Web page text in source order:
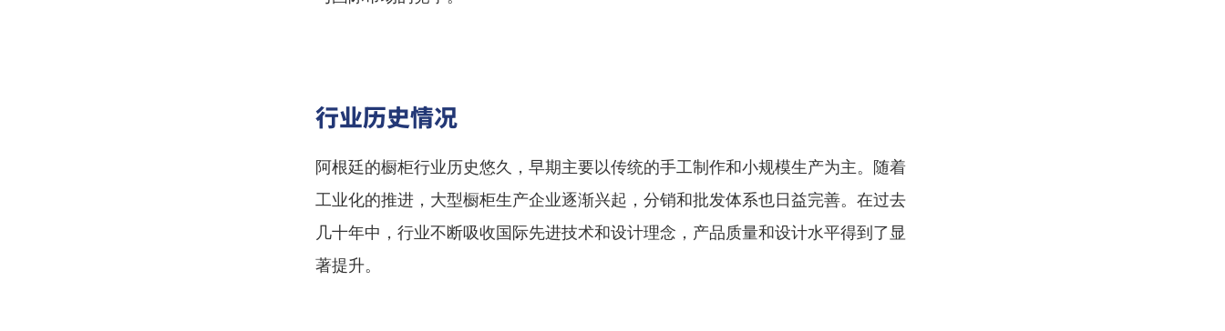
行业历史情况
阿根廷的橱柜行业历史悠久，早期主要以传统的手工制作和小规模生产为主。随着
工业化的推进，大型橱柜生产企业逐渐兴起，分销和批发体系也日益完善。在过去
几十年中，行业不断吸收国际先进技术和设计理念，产品质量和设计水平得到了显
著提升。